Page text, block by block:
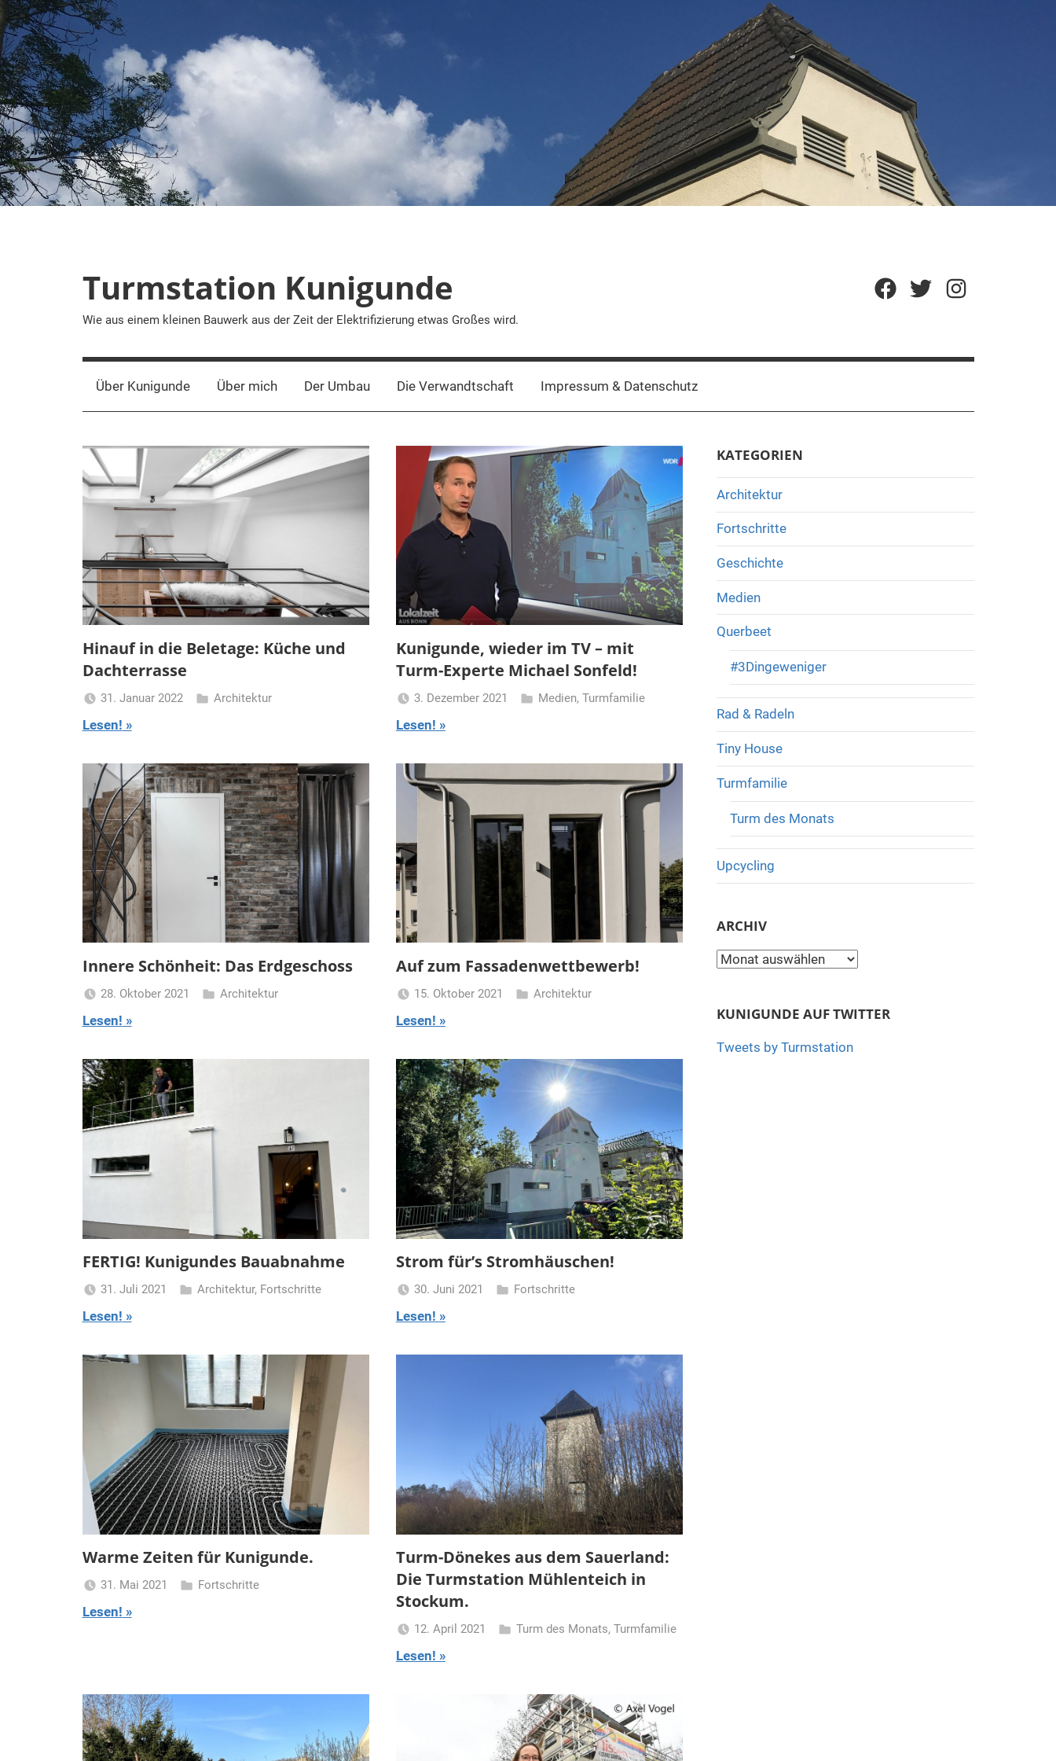
Zum
Inhalt
springen
Turmstation Kunigunde
Wie aus einem kleinen Bauwerk aus der Zeit der Elektrifizierung etwas Großes wird.
FacebookTwitterInstagram
Über Kunigunde Über mich Der Umbau Die Verwandtschaft Impressum & Datenschutz
Hinauf in die Beletage: Küche und
Dachterrasse
31. Januar 2022
Architektur
Lesen!
Kunigunde, wieder im TV – mit
Turm-Experte Michael Sonfeld!
3. Dezember 2021
Medien, Turmfamilie
Lesen!
Innere Schönheit: Das Erdgeschoss
28. Oktober 2021
Architektur
Lesen!
Auf zum Fassadenwettbewerb!
15. Oktober 2021
Architektur
Lesen!
FERTIG! Kunigundes Bauabnahme
31. Juli 2021
Architektur, Fortschritte
Lesen!
Strom für’s Stromhäuschen!
30. Juni 2021
Fortschritte
Lesen!
Warme Zeiten für Kunigunde.
31. Mai 2021
Fortschritte
Lesen!
Turm-Dönekes aus dem Sauerland:
Die Turmstation Mühlenteich in
Stockum.
12. April 2021
Turm des Monats, Turmfamilie
Lesen!
KATEGORIEN
Architektur
Fortschritte
Geschichte
Medien
Querbeet
#3Dingeweniger
Rad & Radeln
Tiny House
Turmfamilie
Turm des Monats
Upcycling
ARCHIV
Archiv
KUNIGUNDE AUF TWITTER
Tweets by Turmstation